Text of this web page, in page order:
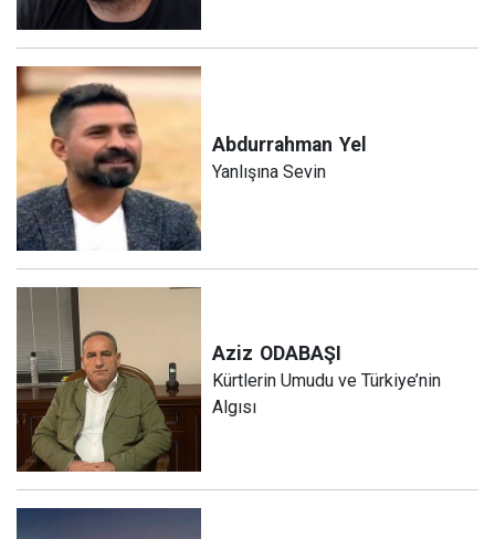
Abdurrahman Yel
Yanlışına Sevin
Aziz ODABAŞI
Kürtlerin Umudu ve Türkiye’nin
Algısı